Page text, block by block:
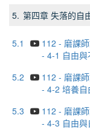
5. 第四章 失落的自
5.1
112 - 磨課
- 4-1 自由與
5.2
112 - 磨課
- 4-2 培養自
5.3
112 - 磨課
- 4-3 自由與